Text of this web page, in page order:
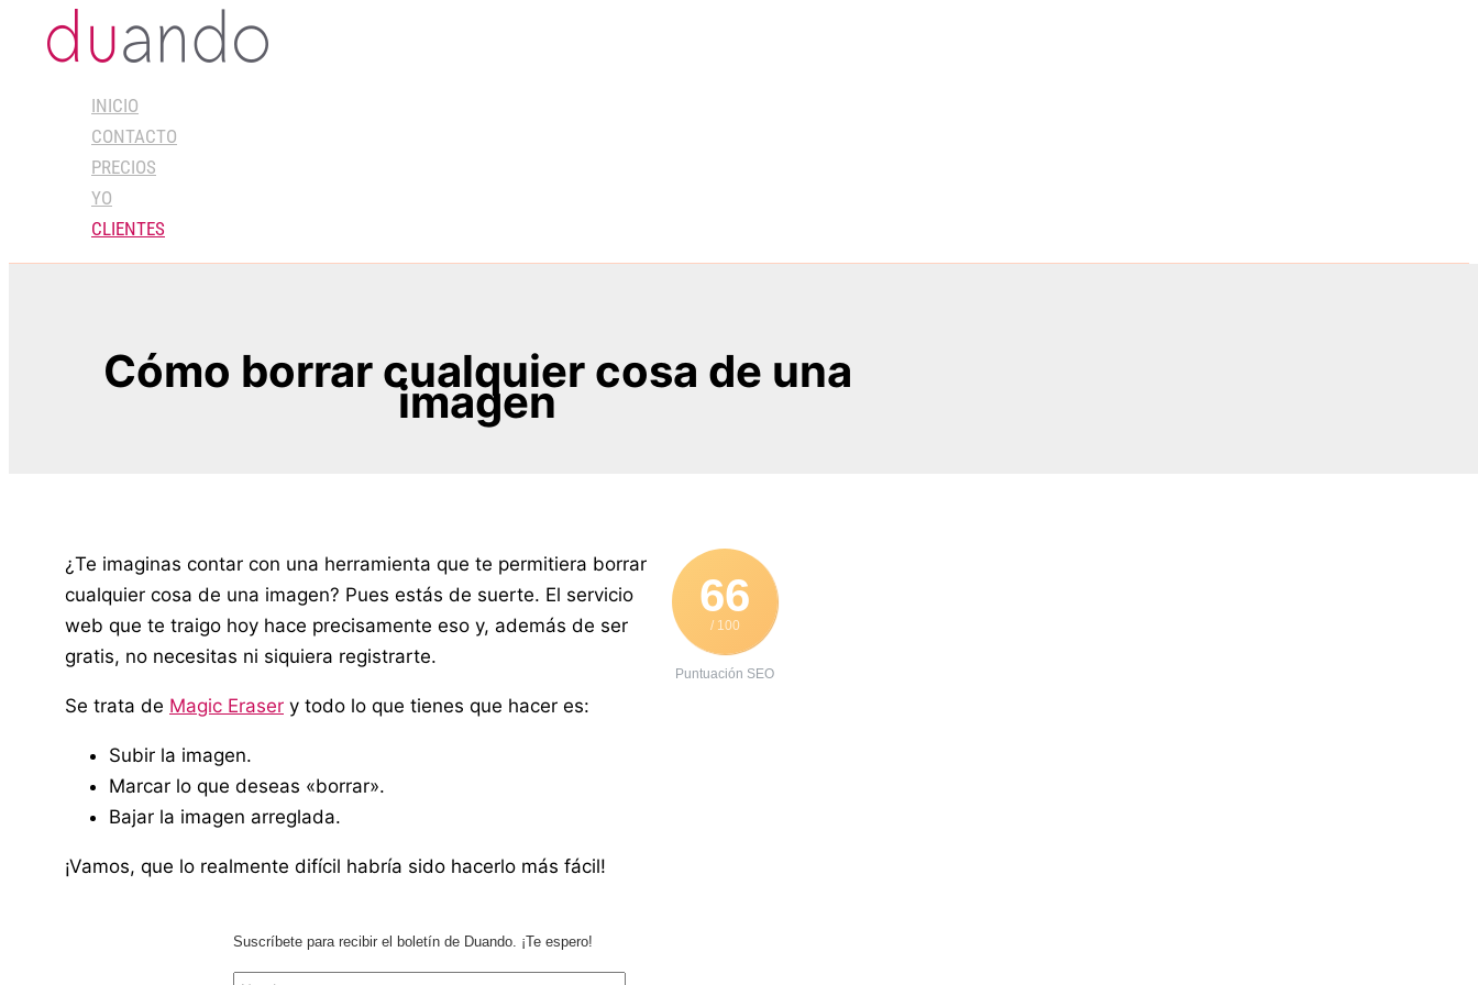
INICIO
CONTACTO
PRECIOS
YO
CLIENTES
Cómo borrar cualquier cosa de una
imagen
66
/ 100
Puntuación SEO
¿Te imaginas contar con una herramienta que te permitiera borrar
cualquier cosa de una imagen? Pues estás de suerte. El servicio
web que te traigo hoy hace precisamente eso y, además de ser
gratis, no necesitas ni siquiera registrarte.
Se trata de Magic Eraser y todo lo que tienes que hacer es:
Subir la imagen.
Marcar lo que deseas «borrar».
Bajar la imagen arreglada.
¡Vamos, que lo realmente difícil habría sido hacerlo más fácil!
Suscríbete para recibir el boletín de Duando. ¡Te espero!